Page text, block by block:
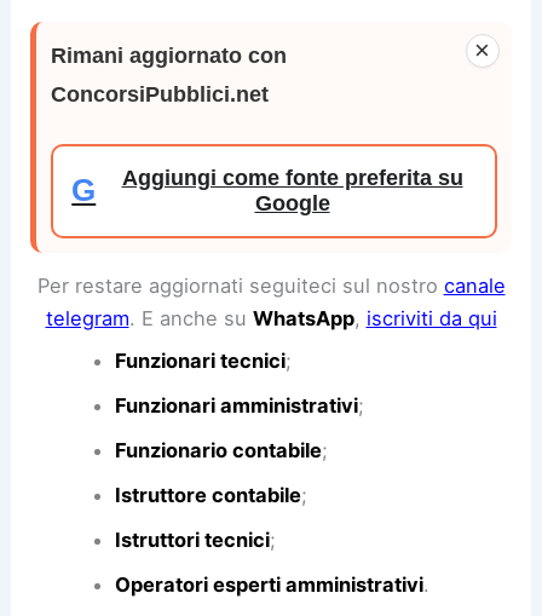
×
Rimani aggiornato con
ConcorsiPubblici.net
G
Aggiungi come fonte preferita su
Google
Per restare aggiornati seguiteci sul nostro canale
telegram. E anche su WhatsApp, iscriviti da qui
Funzionari tecnici;
Funzionari amministrativi;
Funzionario contabile;
Istruttore contabile;
Istruttori tecnici;
Operatori esperti amministrativi.